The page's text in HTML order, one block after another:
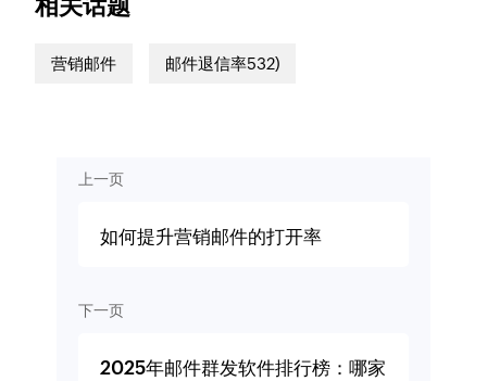
相关话题
营销邮件 邮件退信率532)
上一页
如何提升营销邮件的打开率
下一页
2025年邮件群发软件排行榜：哪家